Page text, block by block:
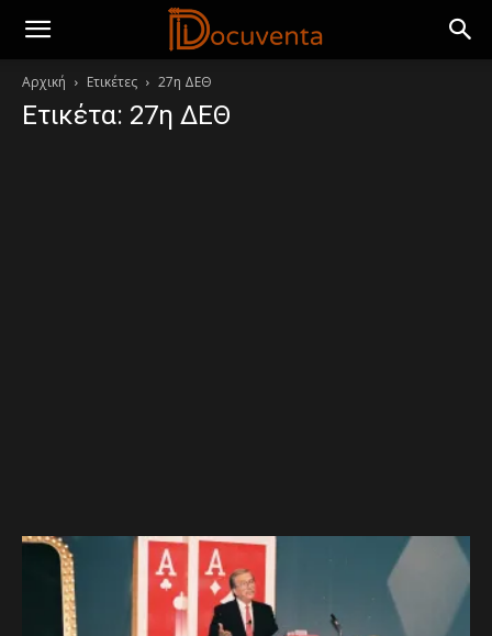
Αρχική Ετικέτες 27η ΔΕΘ
Ετικέτα: 27η ΔΕΘ